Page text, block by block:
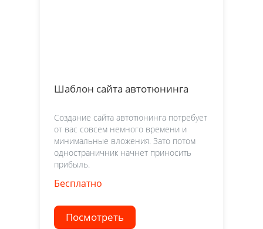
Шаблон сайта автотюнинга
Создание сайта автотюнинга потребует
от вас совсем немного времени и
минимальные вложения. Зато потом
одностраничник начнет приносить
прибыль.
Бесплатно
Посмотреть